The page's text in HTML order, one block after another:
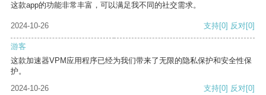
这款app的功能非常丰富，可以满足我不同的社交需求。
2024-10-26 支持[0] 反对[0]
游客
这款加速器VPM应用程序已经为我们带来了无限的隐私保护和安全性保
护。
2024-10-26
支持[0] 反对[0]